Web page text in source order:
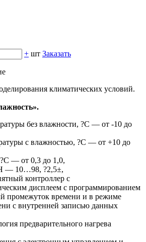
+ шт Заказать
климатических условий.
без влажности, ?С — от -10 до
с влажностью, ?С — от +10 до
— от 0,3 до 1,0,
— 10…98, ?2,5±,
контроллер с
дисплеем с программированием
промежуток времени и в режиме
с внутренней записью данных
предварительного нагрева